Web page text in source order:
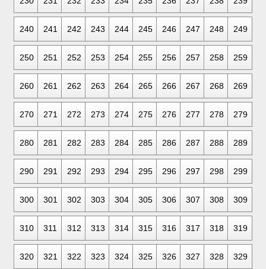
240 241 242 243 244 245 246 247 248 249
250 251 252 253 254 255 256 257 258 259
260 261 262 263 264 265 266 267 268 269
270 271 272 273 274 275 276 277 278 279
280 281 282 283 284 285 286 287 288 289
290 291 292 293 294 295 296 297 298 299
300 301 302 303 304 305 306 307 308 309
310 311 312 313 314 315 316 317 318 319
320 321 322 323 324 325 326 327 328 329